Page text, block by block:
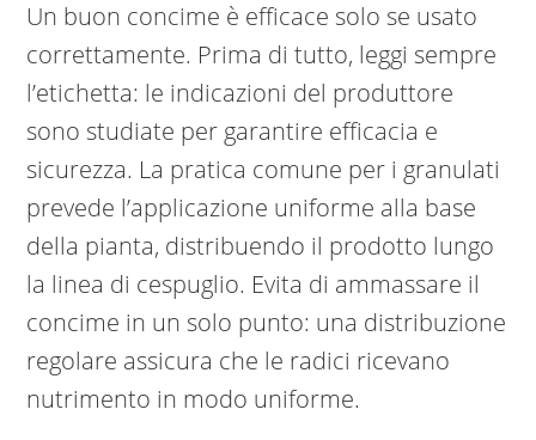
Un buon concime è efficace solo se usato
correttamente. Prima di tutto, leggi sempre
l’etichetta: le indicazioni del produttore
sono studiate per garantire efficacia e
sicurezza. La pratica comune per i granulati
prevede l’applicazione uniforme alla base
della pianta, distribuendo il prodotto lungo
la linea di cespuglio. Evita di ammassare il
concime in un solo punto: una distribuzione
regolare assicura che le radici ricevano
nutrimento in modo uniforme.